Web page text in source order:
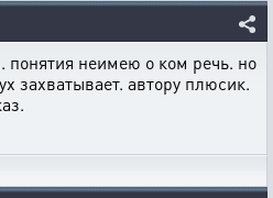
понятия неимею о ком речь. но
захватывает. автору плюсик.